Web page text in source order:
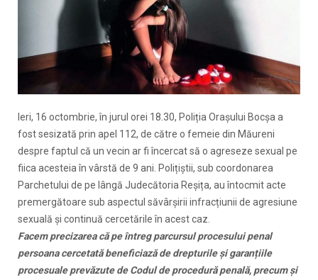
Ieri, 16 octombrie, în jurul orei 18.30, Poliția Orașului Bocșa a
fost sesizată prin apel 112, de către o femeie din Măureni
despre faptul că un vecin ar fi încercat să o agreseze sexual pe
fiica acesteia în vârstă de 9 ani. Polițiștii, sub coordonarea
Parchetului de pe lângă Judecătoria Reșița, au întocmit acte
premergătoare sub aspectul săvârșirii infracțiunii de agresiune
sexuală și continuă cercetările în acest caz.
Facem precizarea că pe întreg parcursul procesului penal
persoana cercetată beneficiază de drepturile și garanțiile
procesuale prevăzute de Codul de procedură penală, precum și